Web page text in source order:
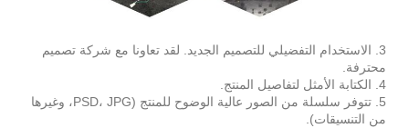
3. الاستخدام التفضيلي للتصميم الجديد. لقد تعاونا مع شركة تصميم
محترفة.
4. الكتابة الأمثل لتفاصيل المنتج.
5. تتوفر سلسلة من الصور عالية الوضوح للمنتج (PSD، JPG، وغيرها
من التنسيقات).